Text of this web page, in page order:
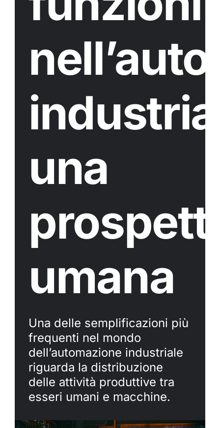
una
umana
Una delle semplificazioni più
frequenti nel mondo
dell’automazione industriale
riguarda la distribuzione
delle attività produttive tra
esseri umani e macchine.